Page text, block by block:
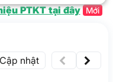
PTKT tại đây Mới
Cập nhật